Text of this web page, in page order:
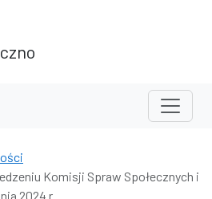
Komisji Spraw Społecznych i
2024 r.